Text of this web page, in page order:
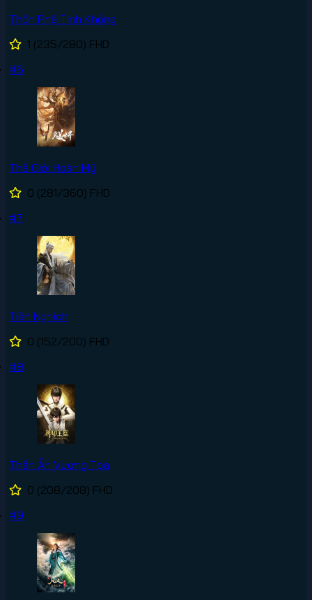
Thôn Phệ Tinh Không
1 (235/280) FHD
#6
Thế Giới Hoàn Mỹ
0 (281/360) FHD
#7
Tiên Nghịch
0 (152/200) FHD
#8
Thần Ấn Vương Tọa
0 (208/208) FHD
#9